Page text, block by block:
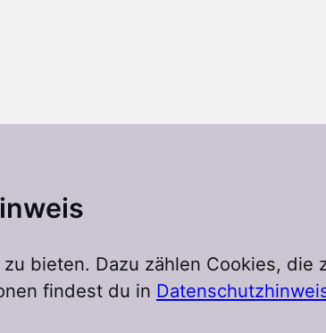
bieten. Dazu zählen Cookies, die
findest du in